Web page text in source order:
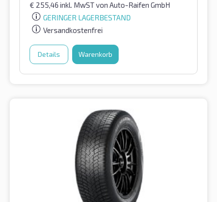
€ 255,46 inkl. MwSTvon Auto-Raifen GmbH
GERINGER LAGERBESTAND
Versandkostenfrei
Details Warenkorb